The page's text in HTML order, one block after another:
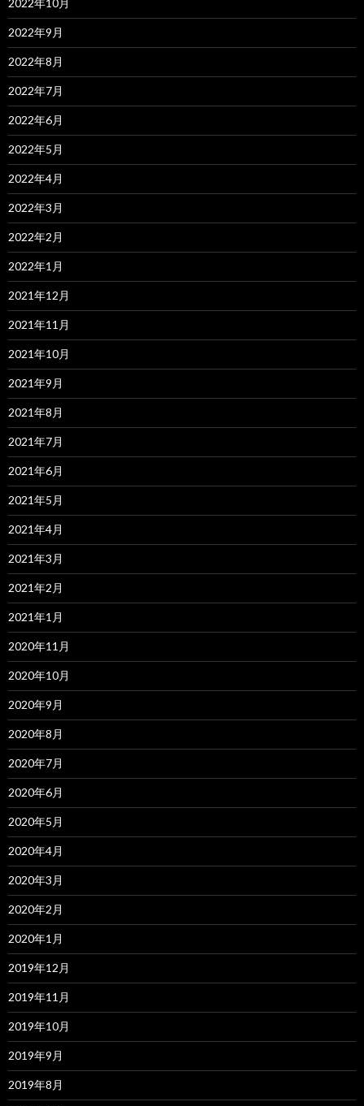
2022年10月
2022年9月
2022年8月
2022年7月
2022年6月
2022年5月
2022年4月
2022年3月
2022年2月
2022年1月
2021年12月
2021年11月
2021年10月
2021年9月
2021年8月
2021年7月
2021年6月
2021年5月
2021年4月
2021年3月
2021年2月
2021年1月
2020年11月
2020年10月
2020年9月
2020年8月
2020年7月
2020年6月
2020年5月
2020年4月
2020年3月
2020年2月
2020年1月
2019年12月
2019年11月
2019年10月
2019年9月
2019年8月